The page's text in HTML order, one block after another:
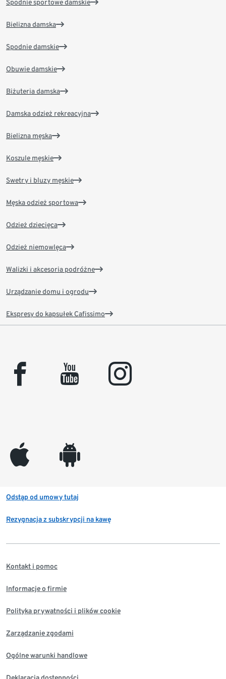
Spodnie sportowe damskie
Bielizna damska
Spodnie damskie
Obuwie damskie
Biżuteria damska
Damska odzież rekreacyjna
Bielizna męska
Koszule męskie
Swetry i bluzy męskie
Męska odzież sportowa
Odzież dziecięca
Odzież niemowlęca
Walizki i akcesoria podróżne
Urządzanie domu i ogrodu
Ekspresy do kapsułek Cafissimo
facebook youtube instagram
appleinc android
Odstąp od umowy tutaj
Rezygnacja z subskrypcji na kawę
Kontakt i pomoc
Informacje o firmie
Polityka prywatności i plików cookie
Zarządzanie zgodami
Ogólne warunki handlowe